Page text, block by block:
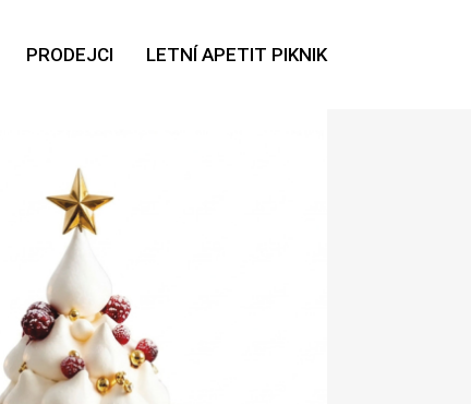
PRODEJCI LETNÍ APETIT PIKNIK